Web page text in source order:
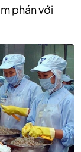
phán với